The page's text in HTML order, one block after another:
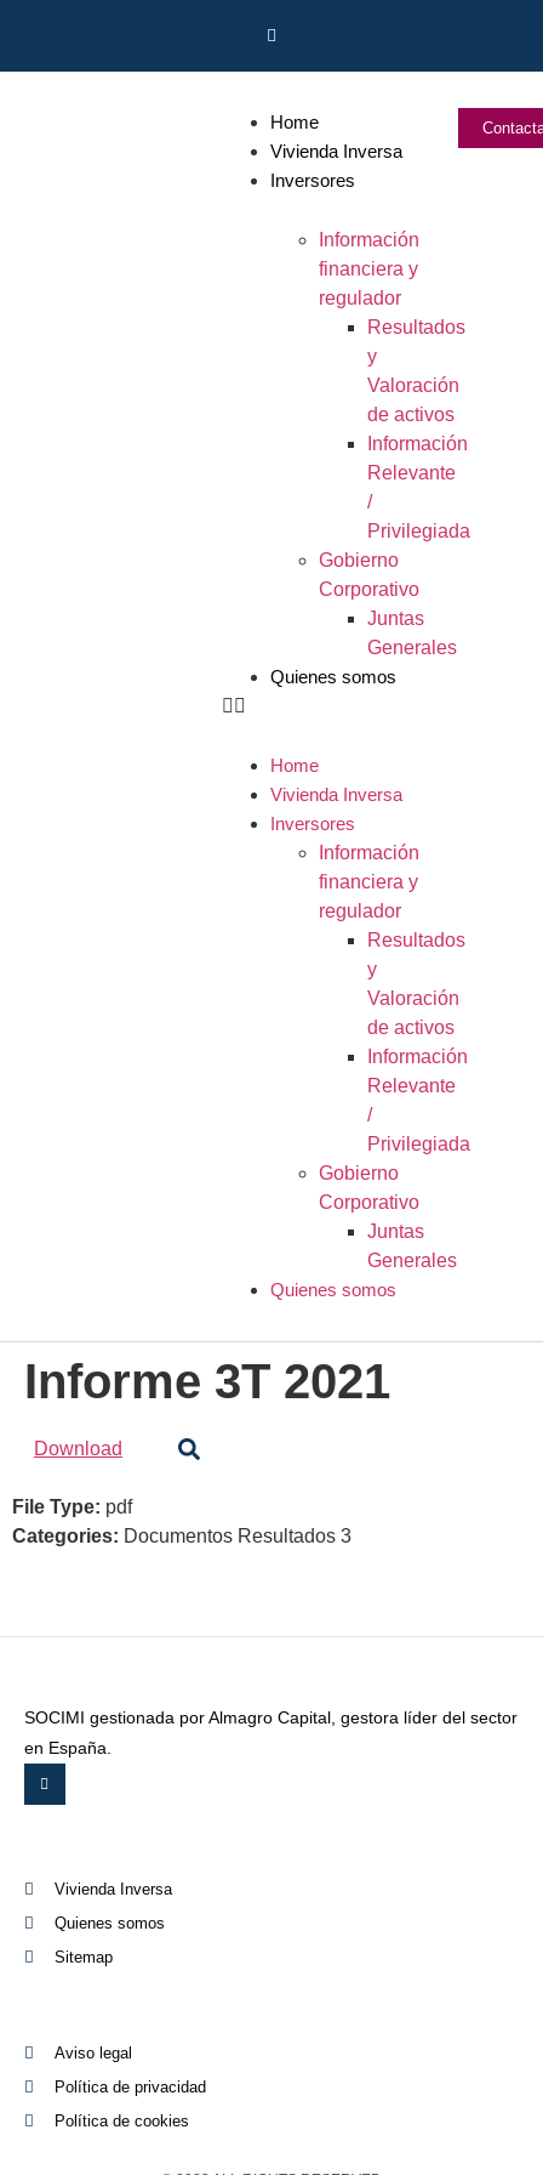
Home
Vivienda Inversa
Inversores
Información
financiera y
regulador
Resultados
y
Valoración
de activos
Información
Relevante
/
Privilegiada
Gobierno
Corporativo
Juntas
Generales
Quienes somos
Home
Vivienda Inversa
Inversores
Información
financiera y
regulador
Resultados
y
Valoración
de activos
Información
Relevante
/
Privilegiada
Gobierno
Corporativo
Juntas
Generales
Quienes somos
Informe 3T 2021
Download
File Type: pdf
Categories: Documentos Resultados 3
SOCIMI gestionada por Almagro Capital, gestora líder del sector
en España.
Vivienda Inversa
Quienes somos
Sitemap
Aviso legal
Política de privacidad
Política de cookies